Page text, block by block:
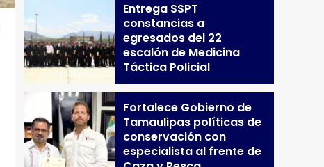
Entrega SSPT
constancias a
egresados del 22
escalón de Medicina
Táctica Policial
Fortalece Gobierno de
Tamaulipas políticas de
conservación con
especialista al frente de